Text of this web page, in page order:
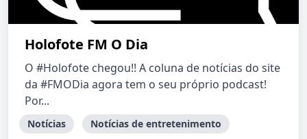
Holofote FM O Dia
O #Holofote​ chegou!! A coluna de notícias do site
da #FMODia​ agora tem o seu próprio podcast!
Por...
Notícias Notícias de entretenimento